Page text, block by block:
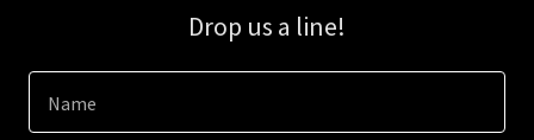
Drop us a line!
Name